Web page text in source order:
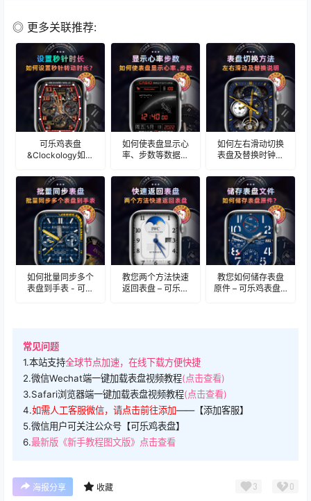
◎ 更多关联推荐:
可乐鸡表盘
&Clockology如何
长呢？ – 可乐鸡表
盘 X Clockology教
程
如何使表盘显示心
率、步数等数据信
Clockology教程
如何左右滑动切换
表盘及替换时钟的
表盘 X Clockology
教程
如何批量同步多个
表盘到手表 - 可乐
教您两个方法快速
返回表盘 – 可乐鸡
教您如何储存表盘
原件 – 可乐鸡表盘 X
常见问题
1.本站支持全球节点加速，在线下载方便快捷
2.微信Wechat端一键加载表盘视频教程(点击查看)
3.Safari浏览器端一键加载表盘视频教程(点击查看)
4.如需人工客服微信，请点击前往添加——【添加客服】
5.微信用户可关注公众号【可乐鸡表盘】
6.最新版《新手教程图文版》点击查看
海报分享 收藏 3 0